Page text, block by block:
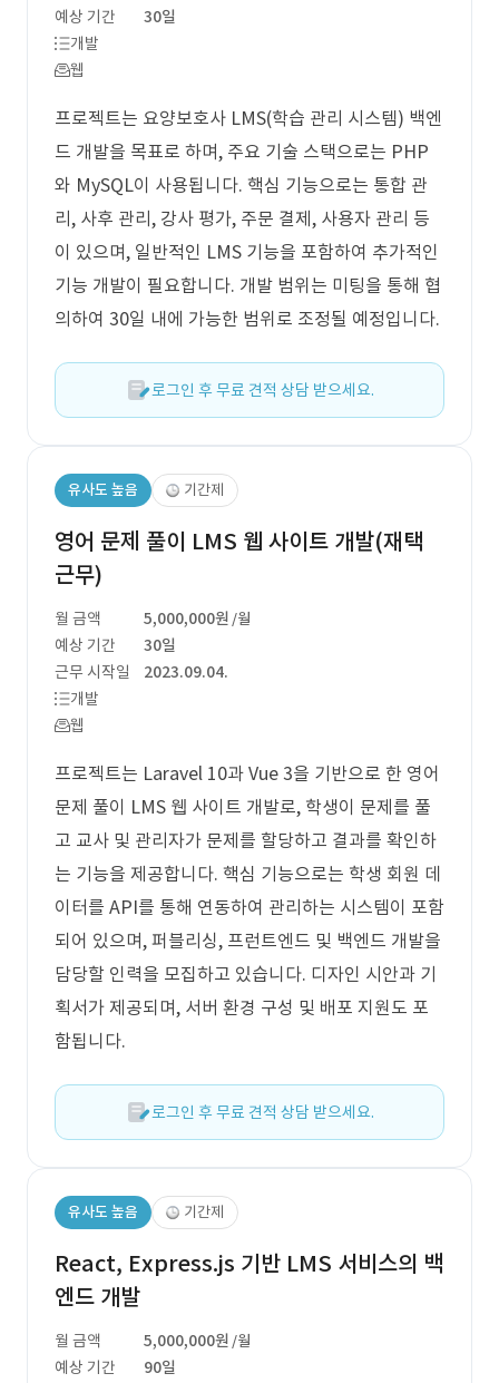
예상 기간
30일
개발
웹
프로젝트는 요양보호사 LMS(학습 관리 시스템) 백엔
드 개발을 목표로 하며, 주요 기술 스택으로는 PHP
와 MySQL이 사용됩니다. 핵심 기능으로는 통합 관
리, 사후 관리, 강사 평가, 주문 결제, 사용자 관리 등
이 있으며, 일반적인 LMS 기능을 포함하여 추가적인
기능 개발이 필요합니다. 개발 범위는 미팅을 통해 협
의하여 30일 내에 가능한 범위로 조정될 예정입니다.
로그인 후 무료 견적 상담 받으세요.
유사도 높음 기간제
영어 문제 풀이 LMS 웹 사이트 개발(재택
근무)
월 금액 5,000,000원 /월
예상 기간
30일
근무 시작일
2023.09.04.
개발
웹
프로젝트는 Laravel 10과 Vue 3을 기반으로 한 영어
문제 풀이 LMS 웹 사이트 개발로, 학생이 문제를 풀
고 교사 및 관리자가 문제를 할당하고 결과를 확인하
는 기능을 제공합니다. 핵심 기능으로는 학생 회원 데
이터를 API를 통해 연동하여 관리하는 시스템이 포함
되어 있으며, 퍼블리싱, 프런트엔드 및 백엔드 개발을
담당할 인력을 모집하고 있습니다. 디자인 시안과 기
획서가 제공되며, 서버 환경 구성 및 배포 지원도 포
함됩니다.
로그인 후 무료 견적 상담 받으세요.
유사도 높음 기간제
React, Express.js 기반 LMS 서비스의 백
엔드 개발
월 금액 5,000,000원 /월
예상 기간
90일